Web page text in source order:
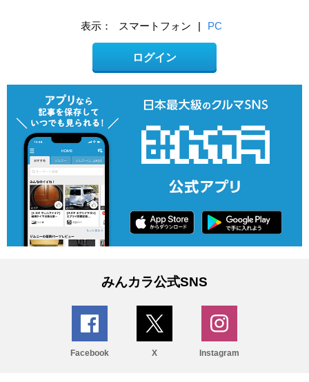
表示： スマートフォン | PC
ログイン
みんカラ公式SNS
Facebook X Instagram